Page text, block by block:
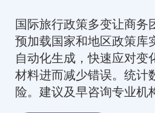
国际旅行政策多变让商务
预加载国家和地区政策库
自动化生成，快速应对变
材料进而减少错误。统计
险。建议及早咨询专业机